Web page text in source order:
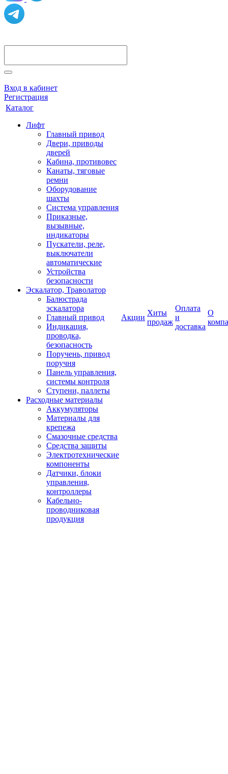
Вход в кабинет
Регистрация
Каталог
Лифт
Главный привод
Двери, приводы
дверей
Кабина, противовес
Канаты, тяговые
ремни
Оборудование
шахты
Система управления
Приказные,
вызывные,
индикаторы
Пускатели, реле,
выключатели
автоматические
Устройства
безопасности
Эскалатор, Траволатор
Балюстрада
эскалатора
Главный привод
Индикация,
проводка,
безопасность
Поручень, привод
поручня
Панель управления,
системы контроля
Ступени, паллеты
Расходные материалы
Аккумуляторы
Материалы для
крепежа
Смазочные средства
Средства защиты
Электротехнические
компоненты
Датчики, блоки
управления,
контроллеры
Кабельно-
проводниковая
продукция
Акции
Хиты
продаж
Оплата
и
доставка
О